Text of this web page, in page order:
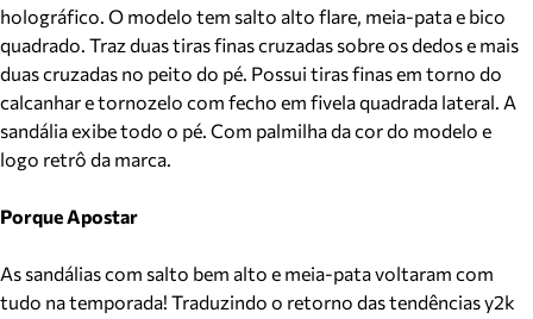
holográfico. O modelo tem salto alto flare, meia-pata e bico
quadrado. Traz duas tiras finas cruzadas sobre os dedos e mais
duas cruzadas no peito do pé. Possui tiras finas em torno do
calcanhar e tornozelo com fecho em fivela quadrada lateral. A
sandália exibe todo o pé. Com palmilha da cor do modelo e
logo retrô da marca.
Porque Apostar
As sandálias com salto bem alto e meia-pata voltaram com
tudo na temporada! Traduzindo o retorno das tendências y2k